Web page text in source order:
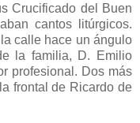
Crucificado del Buen
cantos litúrgicos.
calle hace un ángulo
la familia, D. Emilio
profesional. Dos más
frontal de Ricardo de